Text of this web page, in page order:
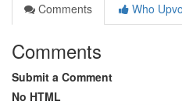
Comments
Who
Comments
Submit a Comment
No HTML